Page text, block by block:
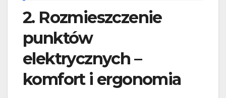
2. Rozmieszczenie
punktów
elektrycznych –
komfort i ergonomia